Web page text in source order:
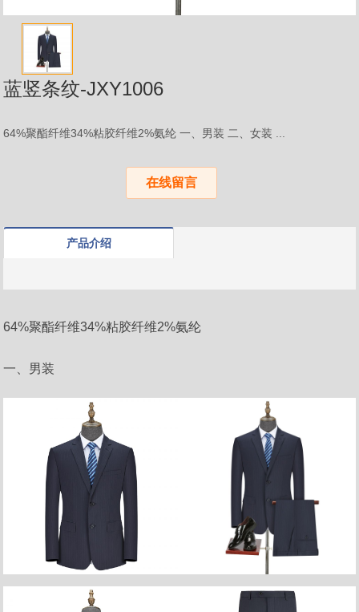
蓝竖条纹-JXY1006
64%聚酯纤维34%粘胶纤维2%氨纶 一、男装 二、女装 ...
在线留言
产品介绍
64%聚酯纤维34%粘胶纤维2%氨纶
一、男装